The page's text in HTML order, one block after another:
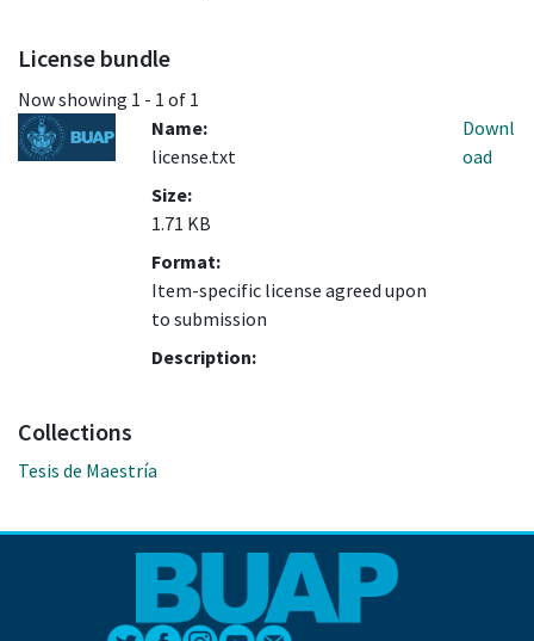
License bundle
Now showing 1 - 1 of 1
Name:
license.txt
Size:
1.71 KB
Format:
Item-specific license agreed upon
to submission
Description:
Downl
oad
Collections
Tesis de Maestría